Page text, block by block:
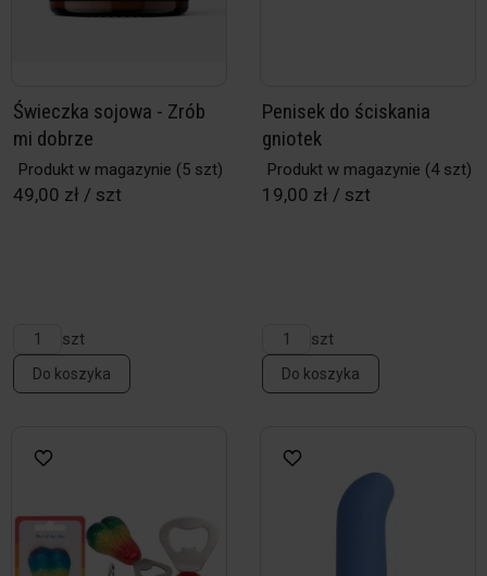
Świeczka sojowa - Zrób
mi dobrze
Produkt w magazynie (5 szt)
49,00 zł / szt
szt
Do koszyka
Penisek do ściskania
gniotek
Produkt w magazynie (4 szt)
19,00 zł / szt
szt
Do koszyka